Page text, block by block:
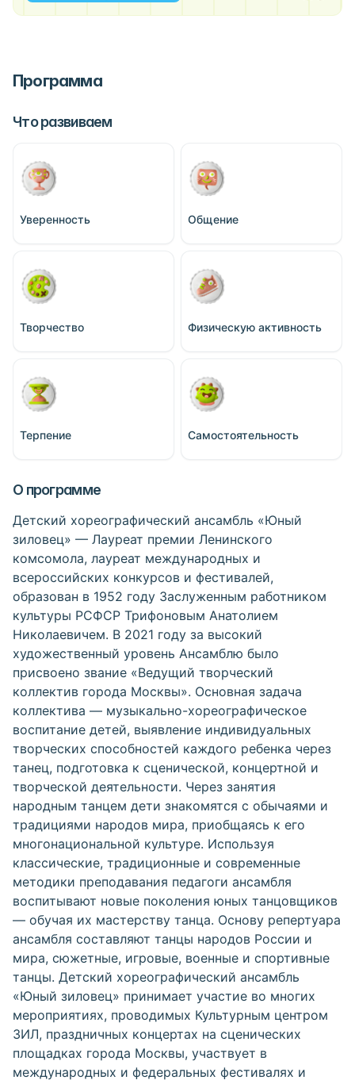
Программа
Что развиваем
Уверенность Общение
Творчество Физическую активность
Терпение Самостоятельность
О программе
Детский хореографический ансамбль «Юный
зиловец» — Лауреат премии Ленинского
комсомола, лауреат международных и
всероссийских конкурсов и фестивалей,
образован в 1952 году Заслуженным работником
культуры РСФСР Трифоновым Анатолием
Николаевичем. В 2021 году за высокий
художественный уровень Ансамблю было
присвоено звание «Ведущий творческий
коллектив города Москвы». Основная задача
коллектива — музыкально-хореографическое
воспитание детей, выявление индивидуальных
творческих способностей каждого ребенка через
танец, подготовка к сценической, концертной и
творческой деятельности. Через занятия
народным танцем дети знакомятся с обычаями и
традициями народов мира, приобщаясь к его
многонациональной культуре. Используя
классические, традиционные и современные
методики преподавания педагоги ансамбля
воспитывают новые поколения юных танцовщиков
— обучая их мастерству танца. Основу репертуара
ансамбля составляют танцы народов России и
мира, сюжетные, игровые, военные и спортивные
танцы. Детский хореографический ансамбль
«Юный зиловец» принимает участие во многих
мероприятиях, проводимых Культурным центром
ЗИЛ, праздничных концертах на сценических
площадках города Москвы, участвует в
международных и федеральных фестивалях и